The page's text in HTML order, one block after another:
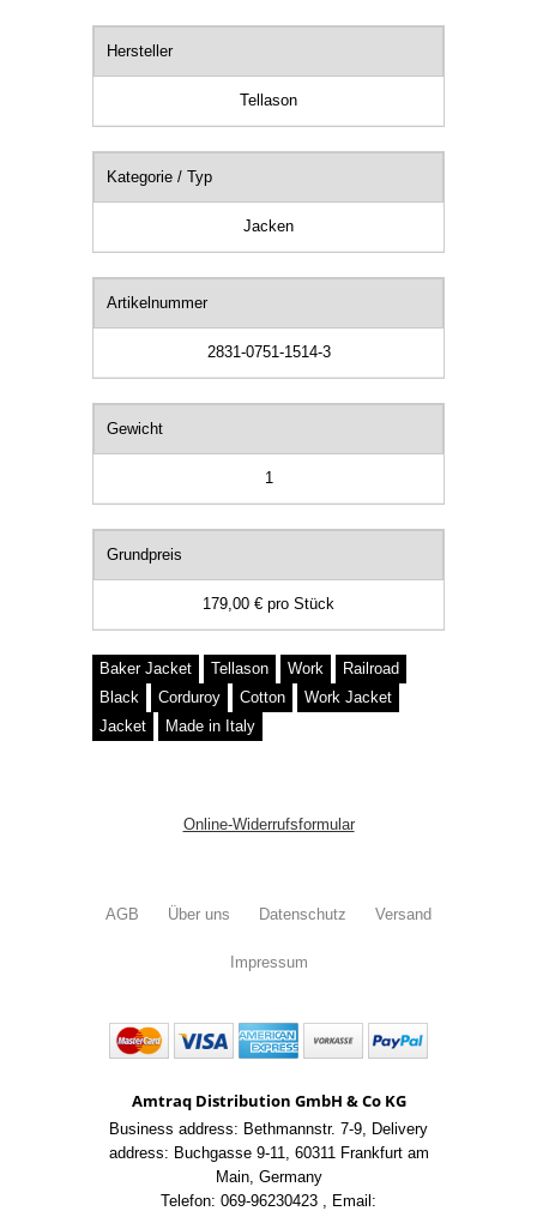
Hersteller
Tellason
Kategorie / Typ
Jacken
Artikelnummer
2831-0751-1514-3
Gewicht
1
Grundpreis
179,00 € pro Stück
Baker Jacket Tellason Work
Railroad
Black
Corduroy Cotton
Work Jacket
Jacket
Made in Italy
Online-Widerrufsformular
AGB Über uns Datenschutz Versand
Impressum
Amtraq Distribution GmbH & Co KG
Business address: Bethmannstr. 7-9, Delivery
address: Buchgasse 9-11, 60311 Frankfurt am
Main, Germany
Telefon: 069-96230423 , Email: